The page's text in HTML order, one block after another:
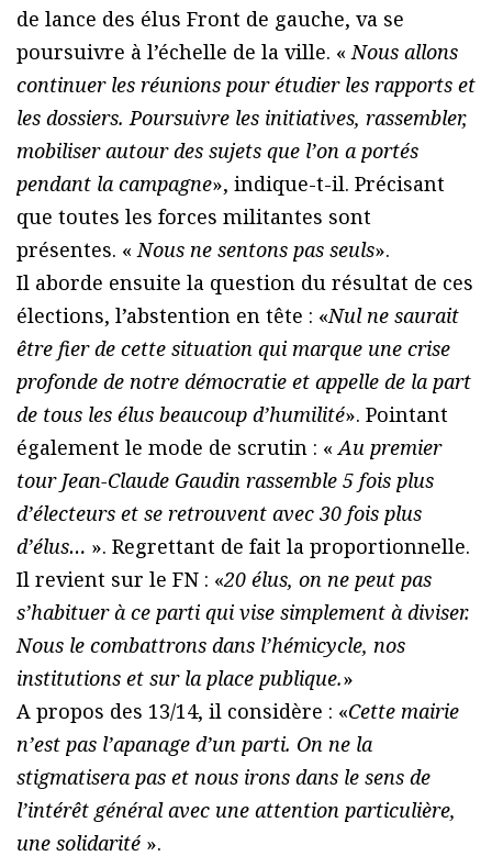
de lance des élus Front de gauche, va se
poursuivre à l’échelle de la ville. «Nous allons
continuer les réunions pour étudier les rapports et
les dossiers. Poursuivre les initiatives, rassembler,
mobiliser autour des sujets que l’on a portés
pendant la campagne», indique-t-il. Précisant
que toutes les forces militantes sont
présentes. «Nous ne sentons pas seuls».
Il aborde ensuite la question du résultat de ces
élections, l’abstention en tête : «Nul ne saurait
être fier de cette situation qui marque une crise
profonde de notre démocratie et appelle de la part
de tous les élus beaucoup d’humilité». Pointant
également le mode de scrutin : «Au premier
tour Jean-Claude Gaudin rassemble 5 fois plus
d’électeurs et se retrouvent avec 30 fois plus
d’élus… ». Regrettant de fait la proportionnelle.
Il revient sur le FN : «20 élus, on ne peut pas
s’habituer à ce parti qui vise simplement à diviser.
Nous le combattrons dans l’hémicycle, nos
institutions et sur la place publique.»
A propos des 13/14, il considère : «Cette mairie
n’est pas l’apanage d’un parti. On ne la
stigmatisera pas et nous irons dans le sens de
l’intérêt général avec une attention particulière,
une solidarité ».